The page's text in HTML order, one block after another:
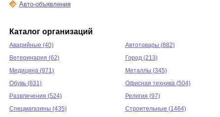
Авто-объявления
Каталог организаций
Аварийные (40)
Автотовары (882)
Ветеринария (62)
Город (213)
Медицина (971)
Металлы (345)
Обувь (831)
Офисная техника (504)
Развлечения (524)
Религия (97)
Спецмагазины (435)
Строительные (1464)